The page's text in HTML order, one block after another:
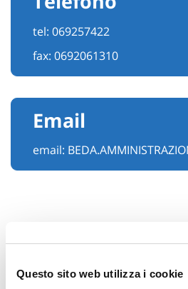
Questo sito web utilizza i cookie
tel: 069257422
fax: 0692061310
Email
email: